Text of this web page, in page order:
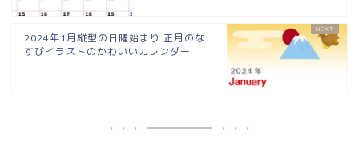
2024年1月縦型の日曜始まり 正月のな
すびイラストのかわいいカレンダー